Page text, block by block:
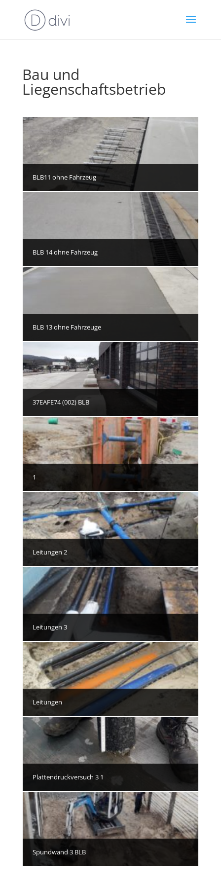
Bau und
Liegenschaftsbetrieb
BLB11 ohne Fahrzeug
BLB 14 ohne Fahrzeug
BLB 13 ohne Fahrzeuge
37EAFE74 (002) BLB
1
Leitungen 2
Leitungen 3
Leitungen
Plattendruckversuch 3 1
Spundwand 3 BLB